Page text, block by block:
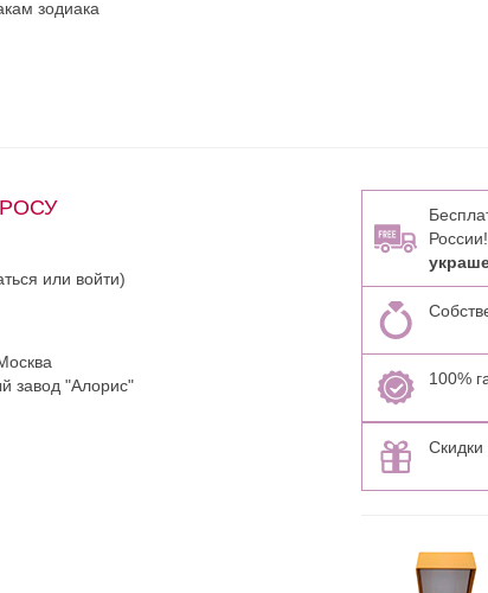
зодиака
или войти)
завод "Алорис"
100%
Скидки